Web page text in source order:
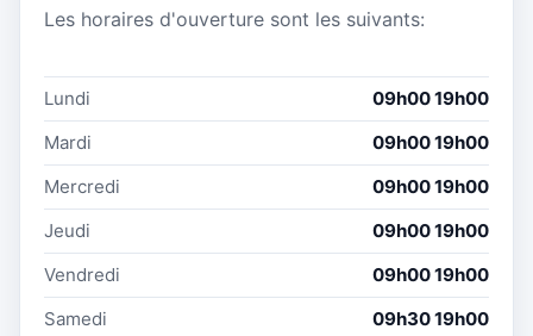
Les horaires d'ouverture sont les suivants:
Lundi
09h00 19h00
Mardi
09h00 19h00
Mercredi
09h00 19h00
Jeudi
09h00 19h00
Vendredi
09h00 19h00
Samedi
09h30 19h00